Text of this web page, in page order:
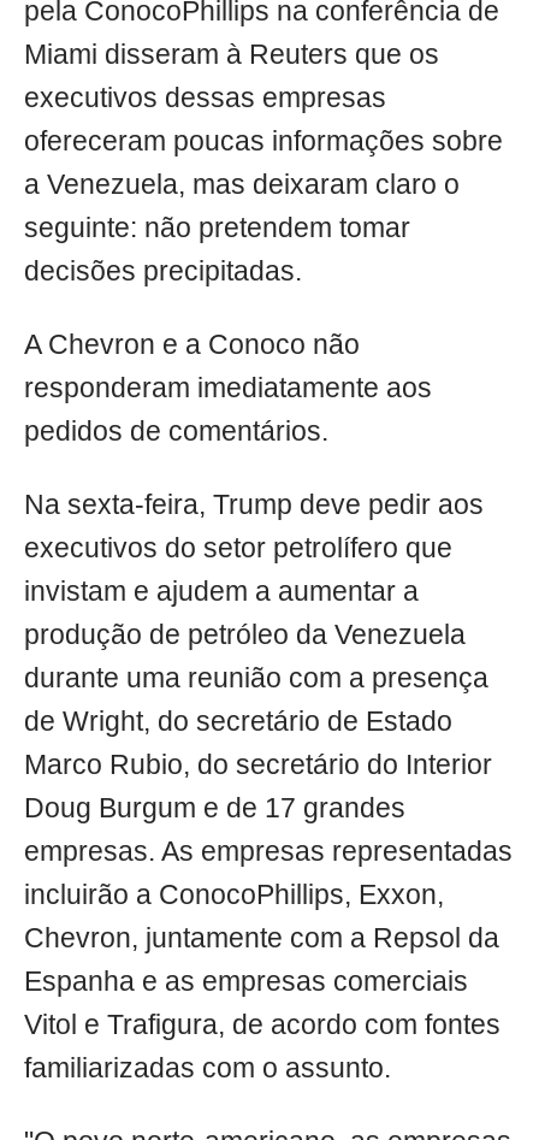
pela ConocoPhillips na conferência de
Miami disseram à Reuters que os
executivos dessas empresas
ofereceram poucas informações sobre
a Venezuela, mas deixaram claro o
seguinte: não pretendem tomar
decisões precipitadas.
A Chevron e a Conoco não
responderam imediatamente aos
pedidos de comentários.
Na sexta-feira, Trump deve pedir aos
executivos do setor petrolífero que
invistam e ajudem a aumentar a
produção de petróleo da Venezuela
durante uma reunião com a presença
de Wright, do secretário de Estado
Marco Rubio, do secretário do Interior
Doug Burgum e de 17 grandes
empresas. As empresas representadas
incluirão a ConocoPhillips, Exxon,
Chevron, juntamente com a Repsol da
Espanha e as empresas comerciais
Vitol e Trafigura, de acordo com fontes
familiarizadas com o assunto.